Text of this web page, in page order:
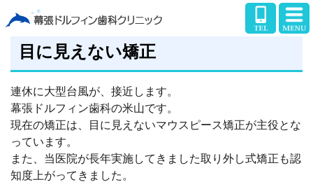
目に見えない矯正
連休に大型台風が、接近します。
幕張ドルフィン歯科の米山です。
現在の矯正は、目に見えないマウスピース矯正が主役とな
っています。
また、当医院が長年実施してきました取り外し式矯正も認
知度上がってきました。